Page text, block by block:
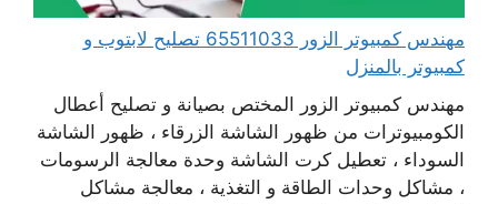
مهندس كمبيوتر الزور 65511033 تصليح لابتوب و
كمبيوتر بالمنزل
مهندس كمبيوتر الزور المختص بصيانة و تصليح أعطال
الكومبيوترات من ظهور الشاشة الزرقاء ، ظهور الشاشة
السوداء ، تعطيل كرت الشاشة وحدة معالجة الرسومات
، مشاكل وحدات الطاقة و التغذية ، معالجة مشاكل